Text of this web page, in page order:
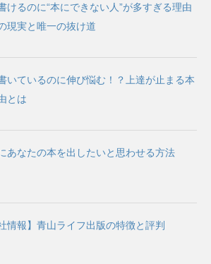
けるのに“本にできない人”が多すぎる理由
現実と唯一の抜け道
いているのに伸び悩む！？上達が止まる本
とは
あなたの本を出したいと思わせる方法
情報】青山ライフ出版の特徴と評判